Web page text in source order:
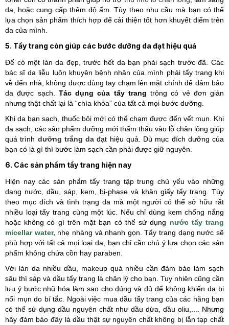
da, hoặc cung cấp thêm độ ẩm. Tùy theo nhu cầu mà bạn có thể
lựa chọn sản phẩm thích hợp để cải thiện tốt hơn khuyết điểm trên
da của mình.
5. Tẩy trang còn giúp các bước dưỡng da đạt hiệu quả
Để có một làn da đẹp, trước hết da bạn phải sạch trước đã. Các
bác sĩ da liễu luôn khuyên bệnh nhân của mình phải tẩy trang khi
về đến nhà, không được dùng tay chạm lên mặt chính để đảm bảo
da được sạch. Tác dụng của tẩy trang trông có vẻ đơn giản
nhưng thật chất lại là “chìa khóa” của tất cả mọi bước dưỡng.
Khi da bạn sạch, thuốc bôi mới có thể chạm được đến vết mụn. Khi
da sạch, các sản phẩm dưỡng mới thẩm thấu vào lỗ chân lông giúp
quá trình dưỡng trắng da đạt hiệu quả. Dù mục đích dưỡng của
bạn có là gì thì bước làm sạch cần phải được giữ nguyên.
6. Các sản phẩm tẩy trang hiện nay
Hiện nay các sản phẩm tẩy trang tập trung chủ yếu vào những
dạng nước, dầu, sáp, kem, bi-phase và khăn giấy tẩy trang. Tùy
theo mục đích và tình trạng da mà một người có thể sở hữu rất
nhiều loại tẩy trang cùng một lúc. Nếu chỉ dùng kem chống nắng
hoặc không có gì trên mặt bạn có thể sử dụng nước tẩy trang
micellar water, nhẹ nhàng và nhanh gọn. Tẩy trang dạng nước sẽ
phù hợp với tất cả mọi loại da, bạn chỉ cần chú ý lựa chọn các sản
phẩm không chứa cồn hay paraben.
Với làn da nhiều dầu, makeup quá nhiều cần đảm bảo làm sạch
sâu thì sáp và dầu tẩy trang là chân lý cho bạn. Tuy nhiên cũng cần
lưu ý bước nhũ hóa làm sao cho đúng và đủ để không khiến da bị
nổi mụn do bí tắc. Ngoài việc mua dầu tẩy trang của các hãng bạn
có thể sử dụng dầu nguyên chất như dầu dừa, dầu oliu,.... Nhưng
hãy đảm bảo đây là dầu thật sự nguyên chất không bị lẫn tạp chất